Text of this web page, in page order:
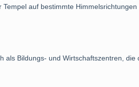
auf bestimmte Himmelsrichtungen
als Bildungs- und Wirtschaftszentren, die